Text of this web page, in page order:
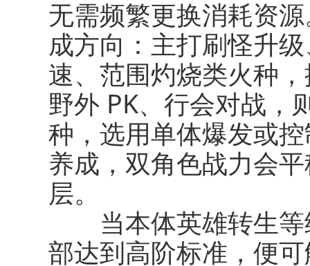
无需频繁更换消耗资
成方向：主打刷怪升
速、范围灼烧类火种
野外 PK、行会对战，
种，选用单体爆发或
养成，双角色战力会
层。
当本体英雄转生等
部达到高阶标准，便